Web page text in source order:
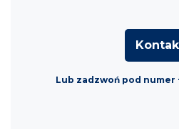
Lub zadzwoń pod numer